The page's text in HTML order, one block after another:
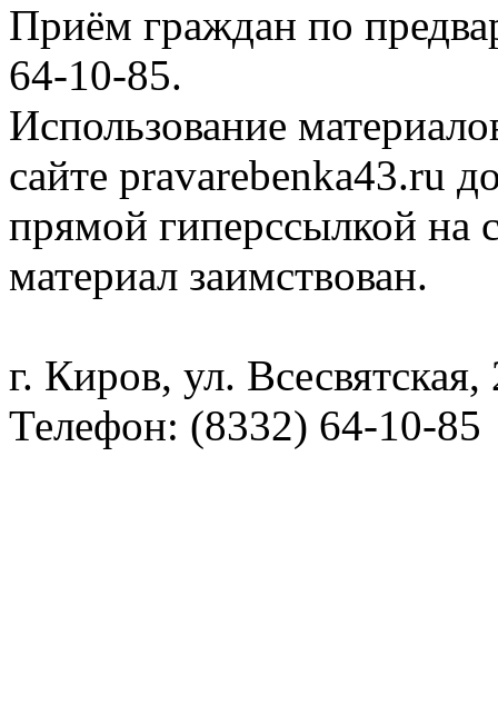
Приём граждан по
64-10-85.
Использование
сайте pravarebenka43.ru
прямой гиперссылкой на
материал заимствован.
г. Киров, ул. Всесвятская,
Телефон: (8332) 64-10-85